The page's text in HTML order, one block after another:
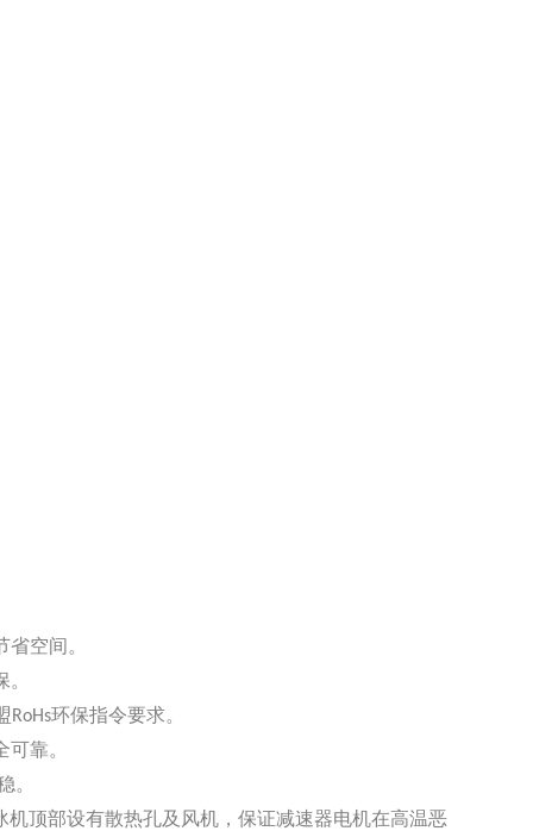
空间。
环保指令要求。
靠。
。
顶部设有散热孔及风机，保证减速器电机在高温恶